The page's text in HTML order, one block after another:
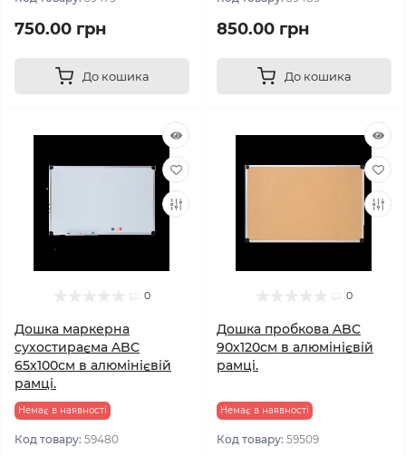
750.00 грн
До кошика
850.00 грн
До кошика
0
Дошка маркерна
сухостираєма ABC
65х100см в алюмінієвій
рамці.
Немає в наявності
Код товару: 59480
0
Дошка пробкова ABC
90х120см в алюмінієвій
рамці.
Немає в наявності
Код товару: 59509